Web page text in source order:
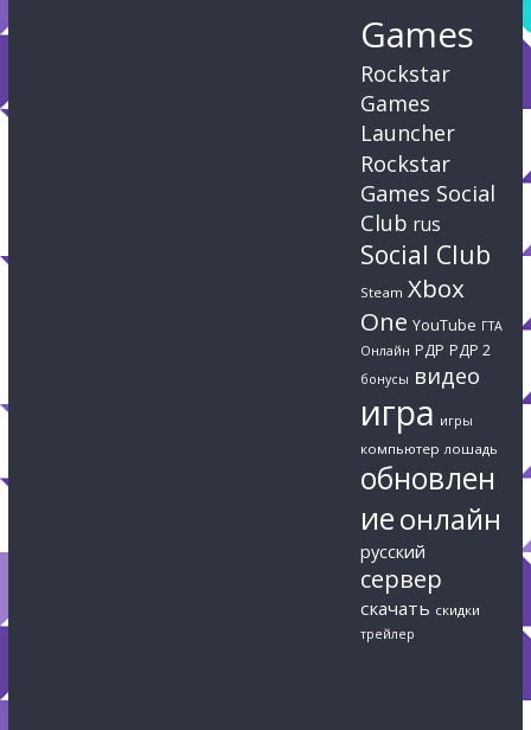
Games
Rockstar
Games
Launcher
Rockstar
Games Social
Club rus
Social Club
Steam Xbox
One YouTube ГТА
Онлайн РДР РДР 2
бонусы видео
игра игры
компьютер лошадь
обновлен
иеонлайн
русский
сервер
скачать скидки
трейлер